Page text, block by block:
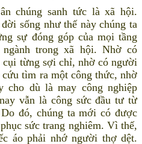
sanh tức là xã hội.
sống như thế này chúng ta
sự đóng góp của mọi tầng
trong xã hội. Nhờ có
cụi từng sợi chỉ, nhờ có người
tìm ra một công thức, nhờ
cho dù là may công nghiệp
vẫn là công sức đầu tư từ
đó, chúng ta mới có được
sức trang nghiêm. Vì thế,
áo phải nhớ người thợ dệt.